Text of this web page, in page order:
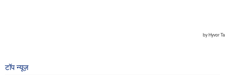
टॉप न्यूज़